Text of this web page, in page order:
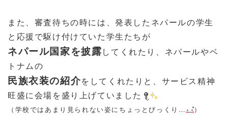
また、審査待ちの時には、発表したネパールの学生
と応援で駆け付けていた学生たちが
ネパール国家を披露してくれたり、ネパールやベ
トナムの
民族衣装の紹介をしてくれたりと、サービス精神
旺盛に会場を盛り上げていました
（学校ではあまり見られない姿にちょっとびっくり… ）